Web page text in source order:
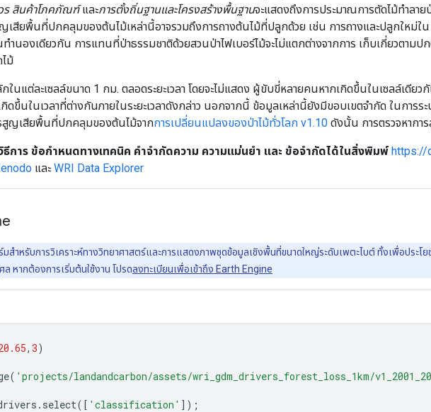
ร สินค้าโภคภัณฑ์และการตั้งถิ่นฐานและโครงสร้างพื้นฐานจะแสดงถึงการประมาณการตัดไม้ทำลาย
สียพื้นที่ปกคลุมของต้นไม้เหล่านี้อาจรวมถึงการถางต้นไม้ที่ปลูกด้วย เช่น การถางและปลูกใหม่ใ
ทำนองเดียวกัน การแทนที่ป่าธรรมชาติด้วยสวนป่าไฟเบอร์ไม้จะไม่แตกต่างจากการ เก็บเกี่ยวตา
ม้
ต่ละเซลล์ขนาด 1 กม. ตลอดระยะเวลา โดยจะไม่แสดง ผู้ขับขี่หลายคนหากเกิดขึ้นในเซลล์เดียว
ขึ้นในเวลาที่ต่างกันภายในระยะเวลาดังกล่าว นอกจากนี้ ข้อมูลเหล่านี้ยังมีขอบเขตจำกัด ในกา
ญเสียพื้นที่ปกคลุมของต้นไม้จากการเปลี่ยนแปลงของป่าไม้ทั่วโลก v1.10 ดังนั้น การตรวจหาก
การ ข้อกำหนดทางเทคนิค คำจำกัดความ ความแม่นยำ และ ข้อจำกัดได้ในสิ่งพิมพ์ https://
และWRI Data Explorer
าหรับการวิเคราะห์ทางวิทยาศาสตร์และการแสดงภาพชุดข้อมูลเชิงพื้นที่ขนาดใหญ่ระดับเพตะไบต์ ทั้งเพื่อประโ
หากต้องการเริ่มต้นใช้งาน โปรดลงทะเบียนเพื่อเข้าถึง Earth Engine
, 3)
( 'projects/landandcarbon/assets/wri_gdm_drivers_forest_loss_1km/
. select([ 'classification' ]);